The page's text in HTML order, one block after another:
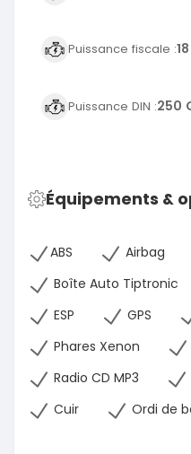
Puissance fiscale :
Puissance DIN :250
Équipements &
ABS Airbag
Boîte Auto Tiptronic
ESP
GPS
Phares Xenon
Radio CD MP3
Cuir
Ordi de